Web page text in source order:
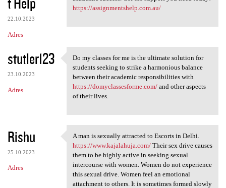
22.10.2023
Adres
https://assignmentshelp.com.au/
stutler123
23.10.2023
Adres
Do my classes for me is the
Do my classes for me is the ultimate solution for
students seeking to strike a harmonious balance
between their academic responsibilities with
https://domyclassesforme.com/and other aspects
of their lives.
Rishu
25.10.2023
Adres
A man is sexually attracted
A man is sexually attracted to Escorts in Delhi.
https://www.kajalahuja.com/Their sex drive causes
them to be highly active in seeking sexual
intercourse with women. Women do not experience
this sexual drive. Women feel an emotional
attachment to others. It is sometimes formed slowly